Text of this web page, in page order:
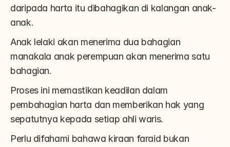
daripada harta itu dibahagikan di kalangan anak-
anak.
Anak lelaki akan menerima dua bahagian
manakala anak perempuan akan menerima satu
bahagian.
Proses ini memastikan keadilan dalam
pembahagian harta dan memberikan hak yang
sepatutnya kepada setiap ahli waris.
Perlu difahami bahawa kiraan faraid bukan